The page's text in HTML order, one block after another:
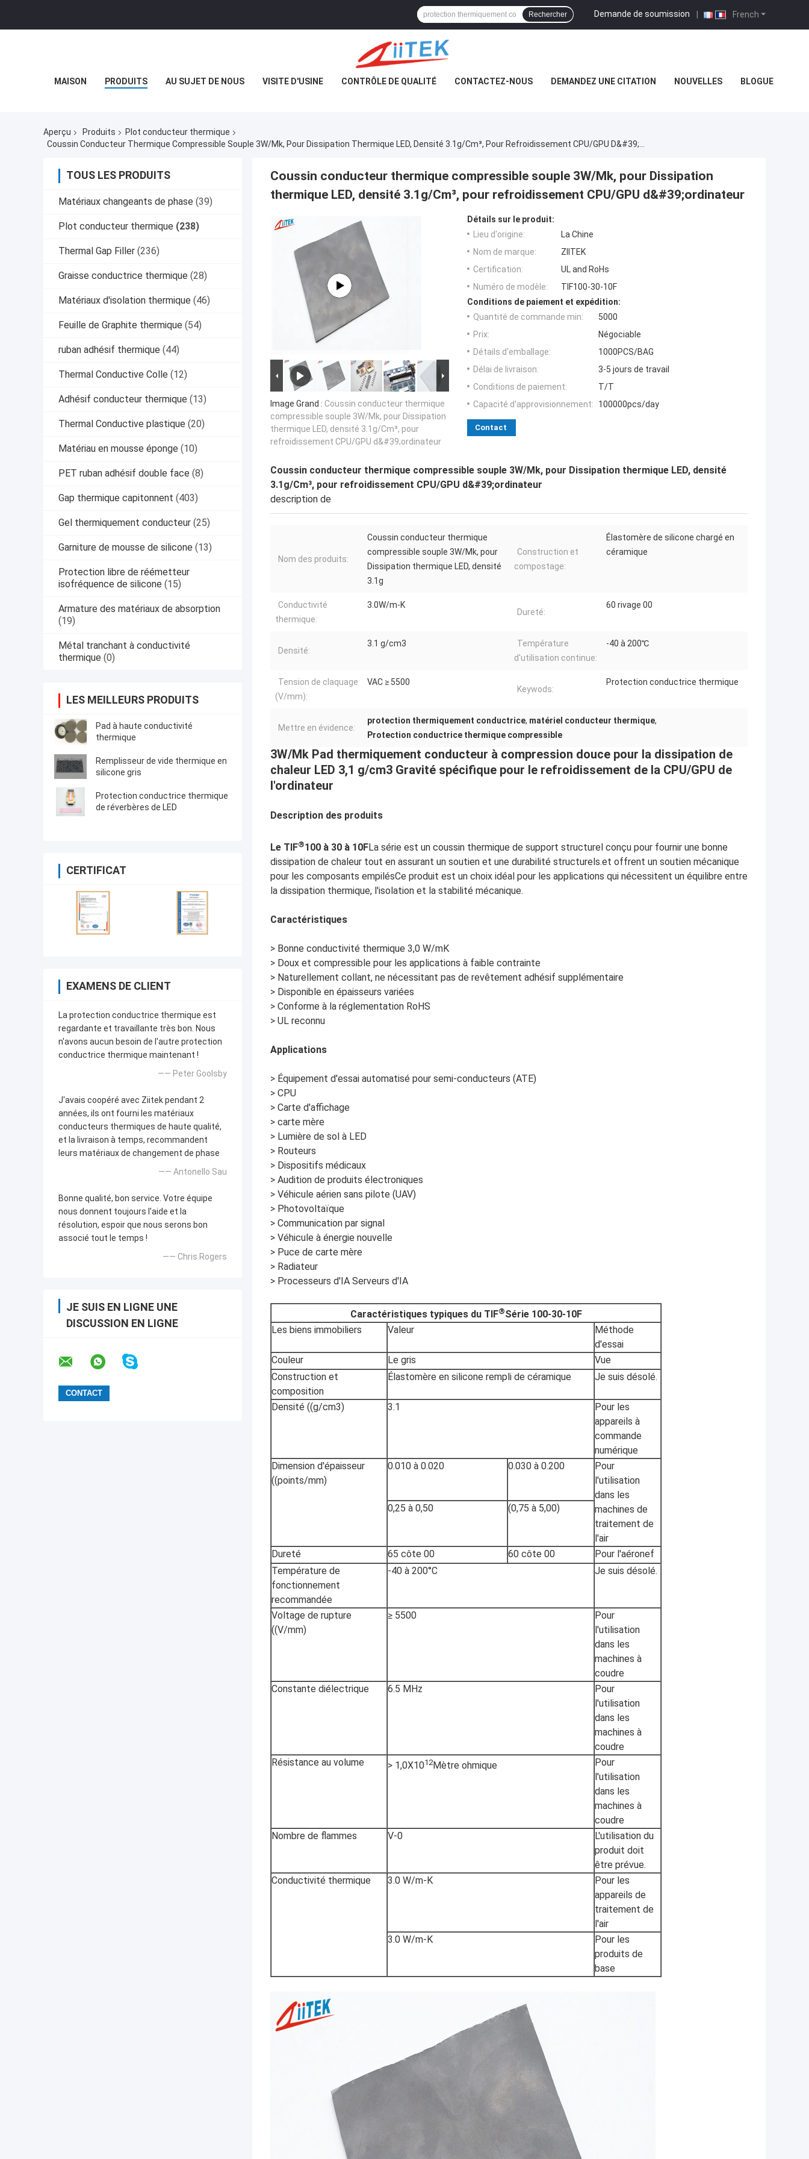
French
Demande de soumission |
Rechercher
MAISON PRODUITS AU SUJET DE NOUS VISITE D'USINE CONTRÔLE DE QUALITÉ CONTACTEZ-NOUS DEMANDEZ UNE CITATION NOUVELLES BLOGUE
Aperçu Produits
Plot conducteur thermique
TOUS LES PRODUITS
Matériaux changeants de phase (39)
Plot conducteur thermique (238)
Thermal Gap Filler (236)
Graisse conductrice thermique (28)
Matériaux d'isolation thermique (46)
Feuille de Graphite thermique (54)
ruban adhésif thermique (44)
Thermal Conductive Colle (12)
Adhésif conducteur thermique (13)
Thermal Conductive plastique (20)
Matériau en mousse éponge (10)
PET ruban adhésif double face (8)
Gap thermique capitonnent (403)
Gel thermiquement conducteur (25)
Garniture de mousse de silicone (13)
Protection libre de réémetteur
isofréquence de silicone (15)
Armature des matériaux de absorption
(19)
Métal tranchant à conductivité
thermique (0)
LES MEILLEURS PRODUITS
Pad à haute conductivité
thermique
Remplisseur de vide thermique en
silicone gris
Protection conductrice thermique
de réverbères de LED
CERTIFICAT
EXAMENS DE CLIENT
La protection conductrice thermique est
regardante et travaillante très bon. Nous
n'avons aucun besoin de l'autre protection
conductrice thermique maintenant !
—— Peter Goolsby
J'avais coopéré avec Ziitek pendant 2
années, ils ont fourni les matériaux
conducteurs thermiques de haute qualité,
et la livraison à temps, recommandent
leurs matériaux de changement de phase
—— Antonello Sau
Bonne qualité, bon service. Votre équipe
nous donnent toujours l'aide et la
résolution, espoir que nous serons bon
associé tout le temps !
—— Chris Rogers
JE SUIS EN LIGNE UNE
DISCUSSION EN LIGNE
Coussin conducteur thermique compressible souple 3W/Mk, pour Dissipation
thermique LED, densité 3.1g/Cm³, pour refroidissement CPU/GPU d&#39;ordinateur
Image Grand : Coussin conducteur thermique
compressible souple 3W/Mk, pour Dissipation
thermique LED, densité 3.1g/Cm³, pour
refroidissement CPU/GPU d&#39;ordinateur
Détails sur le produit:
Lieu d'origine:
La Chine
Nom de marque:
ZIITEK
Certification:
UL and RoHs
Numéro de modèle:
TIF100-30-10F
Conditions de paiement et expédition:
Quantité de commande min:
5000
Prix:
Négociable
Détails d'emballage:
1000PCS/BAG
Délai de livraison:
3-5 jours de travail
Conditions de paiement:
T/T
Capacité d'approvisionnement:
100000pcs/day
Contact
Coussin conducteur thermique compressible souple 3W/Mk, pour Dissipation thermique LED, densité
3.1g/Cm³, pour refroidissement CPU/GPU d&#39;ordinateur
description de
Nom des produits:
Coussin conducteur thermique
compressible souple 3W/Mk, pour
Dissipation thermique LED, densité
3.1g
Construction et
compostage:
Élastomère de silicone chargé en
céramique
Conductivité
thermique:
3.0W/m-K
Dureté:
60 rivage 00
Densité:
3.1 g/cm3
Température
d'utilisation continue:
-40 à 200℃
Tension de claquage
(V/mm):
VAC ≥ 5500
Keywods:
Protection conductrice thermique
Mettre en évidence:
protection thermiquement conductrice, matériel conducteur thermique,
Protection conductrice thermique compressible
3W/Mk Pad thermiquement conducteur à compression douce pour la dissipation de
chaleur LED 3,1 g/cm3 Gravité spécifique pour le refroidissement de la CPU/GPU de
l'ordinateur
Description des produits
Le TIF®100 à 30 à 10FLa série est un coussin thermique de support structurel conçu pour fournir une bonne
dissipation de chaleur tout en assurant un soutien et une durabilité structurels.et offrent un soutien mécanique
pour les composants empilésCe produit est un choix idéal pour les applications qui nécessitent un équilibre entre
la dissipation thermique, l'isolation et la stabilité mécanique.
Caractéristiques
> Bonne conductivité thermique 3,0 W/mK
> Doux et compressible pour les applications à faible contrainte
> Naturellement collant, ne nécessitant pas de revêtement adhésif supplémentaire
> Disponible en épaisseurs variées
> Conforme à la réglementation RoHS
> UL reconnu
Applications
> Équipement d'essai automatisé pour semi-conducteurs (ATE)
> CPU
> Carte d'affichage
> carte mère
> Lumière de sol à LED
> Routeurs
> Dispositifs médicaux
> Audition de produits électroniques
> Véhicule aérien sans pilote (UAV)
> Photovoltaïque
> Communication par signal
> Véhicule à énergie nouvelle
> Puce de carte mère
> Radiateur
> Processeurs d'IA Serveurs d'IA
Caractéristiques typiques du TIF®Série 100-30-10F
Les biens immobiliers
Valeur
Méthode
d'essai
Couleur
Le gris
Vue
Construction et
composition
Élastomère en silicone rempli de céramique Je suis désolé.
Densité ((g/cm3) 3.1
Pour les
appareils à
commande
numérique
Dimension d'épaisseur
((points/mm)
0.010 à 0.020 0.030 à 0.200
Pour
l'utilisation
dans les
machines de
traitement de
l'air
0,25 à 0,50 (0,75 à 5,00)
Dureté 65 côte 00 60 côte 00
Pour l'aéronef
Température de
fonctionnement
recommandée
-40 à 200°C Je suis désolé.
Voltage de rupture
((V/mm)
≥ 5500
Pour
l'utilisation
dans les
machines à
coudre
Constante diélectrique
6.5 MHz
Pour
l'utilisation
dans les
machines à
coudre
Résistance au volume
> 1,0X1012Mètre ohmique
Pour
l'utilisation
dans les
machines à
coudre
Nombre de flammes
V-0
L'utilisation du
produit doit
être prévue.
Conductivité thermique
3.0 W/m-K
Pour les
appareils de
traitement de
l'air
3.0 W/m-K
Pour les
produits de
base